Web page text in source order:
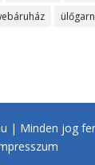
| Minden jog